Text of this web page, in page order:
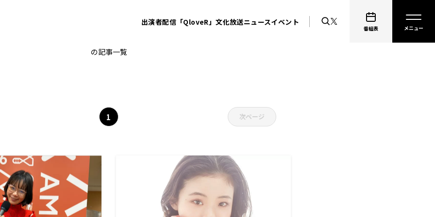
出演者配信「QloveR」文化放送ニュースイベント
番組表
スナック趣里
の記事一覧
1 次ページ